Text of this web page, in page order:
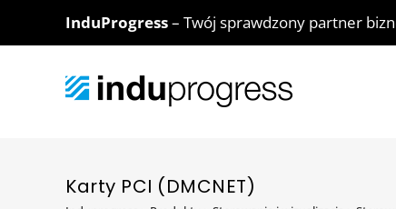
InduProgress– Twój sprawdzony partner
Karty PCI (DMCNET)